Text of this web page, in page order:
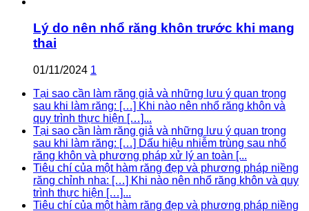
Lý do nên nhổ răng khôn trước khi mang
thai
01/11/2024 1
Tại sao cần làm răng giả và những lưu ý quan trọng
sau khi làm răng: […] Khi nào nên nhổ răng khôn và
quy trình thực hiện […]...
Tại sao cần làm răng giả và những lưu ý quan trọng
sau khi làm răng: […] Dấu hiệu nhiễm trùng sau nhổ
răng khôn và phương pháp xử lý an toàn [...
Tiêu chí của một hàm răng đẹp và phương pháp niềng
răng chỉnh nha: […] Khi nào nên nhổ răng khôn và quy
trình thực hiện […]...
Tiêu chí của một hàm răng đẹp và phương pháp niềng